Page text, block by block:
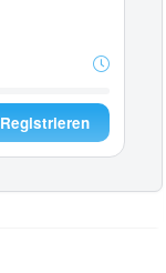
Registrieren